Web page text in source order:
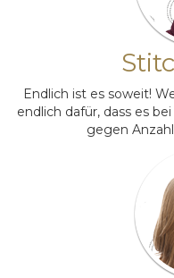
Endlich ist es soweit!
endlich dafür, dass es
gegen